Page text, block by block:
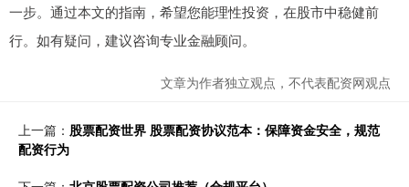
一步。通过本文的指南，希望您能理性投资，在股市中稳健前
行。如有疑问，建议咨询专业金融顾问。
文章为作者独立观点，不代表配资网观点
上一篇： 股票配资世界 股票配资协议范本：保障资金安全，规范
配资行为